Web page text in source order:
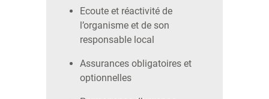
Ecoute et réactivité de
l’organisme et de son
responsable local
Assurances obligatoires et
optionnelles